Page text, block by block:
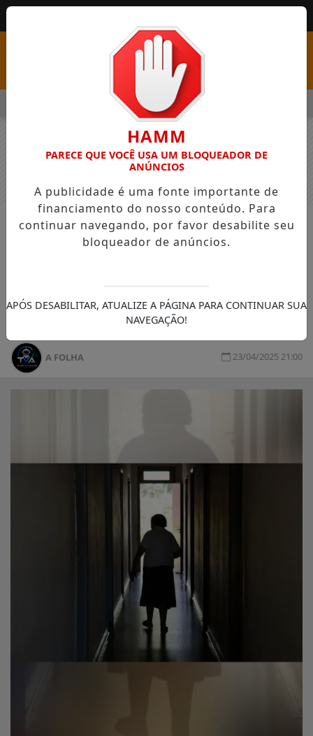
VAGAS EM SEIS FUNÇÕES E SALÁRIOS QUE CHEGAM A R$
NOTÍCIAS GERAL
Anvisa aprova medicamento inédito
doença
A FOLHA 23/04/2025 21:00
HAMM
PARECE QUE VOCÊ USA UM BLOQUEADOR DE
ANÚNCIOS
A publicidade é uma fonte importante de
financiamento do nosso conteúdo. Para
continuar navegando, por favor desabilite seu
bloqueador de anúncios.
APÓS DESABILITAR, ATUALIZE A PÁGINA PARA CONTINUAR SUA
NAVEGAÇÃO!